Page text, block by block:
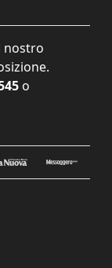
nostro
o